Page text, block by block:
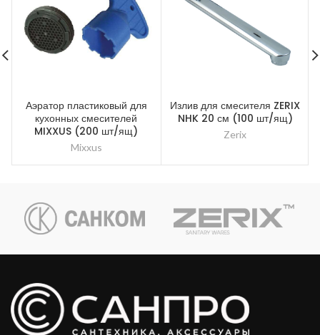
Аэратор пластиковый для
кухонных смесителей
MIXXUS (200 шт/ящ)
Mixxus
Излив для смесителя ZERIX
NHK 20 см (100 шт/ящ)
Zerix